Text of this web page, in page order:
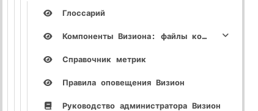
Глоссарий
Компоненты Визиона: файлы конфигурации, описание параметров
Справочник метрик
Правила оповещения Визион
Руководство администратора Визион